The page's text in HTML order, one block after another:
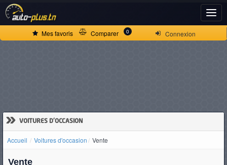
Connexion
Mes favoris Comparer 0
» VOITURES D'OCCASION
Accueil Voitures d'occasion Vente
Vente
ACCUEIL